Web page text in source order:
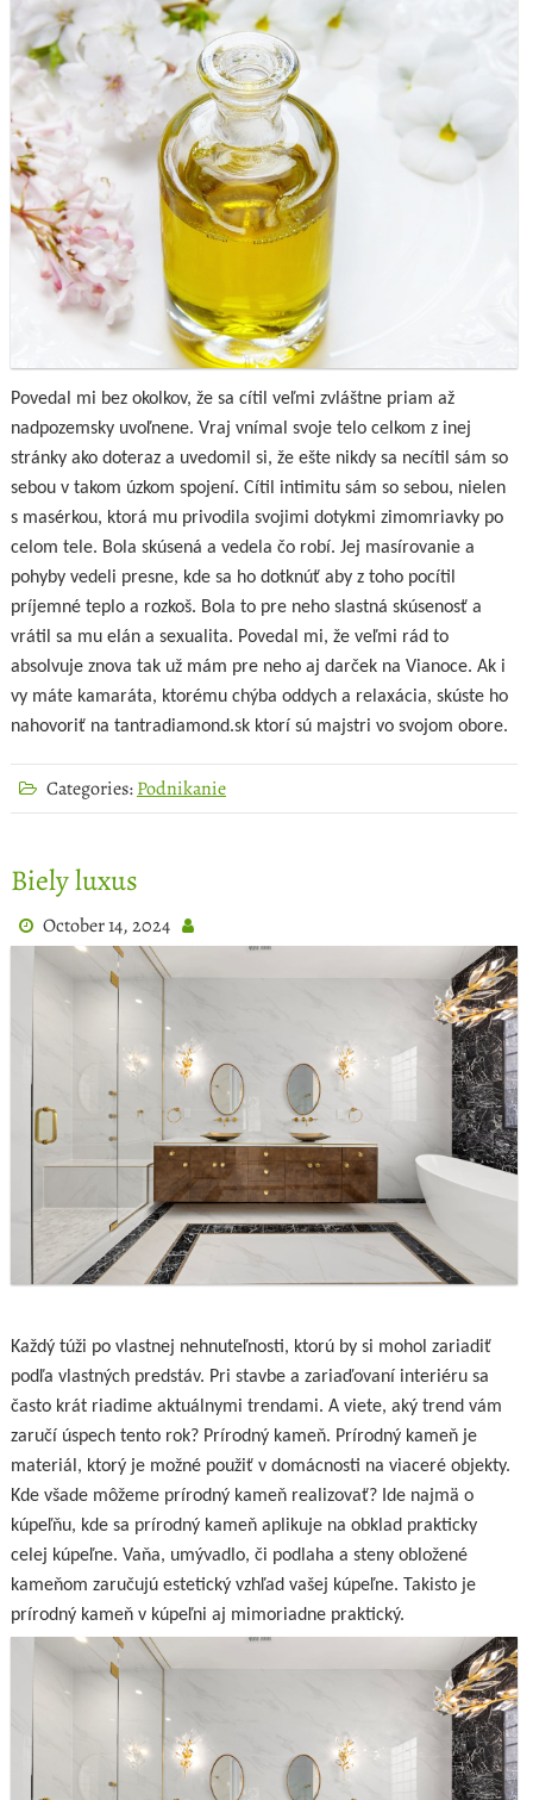
Povedal mi bez okolkov, že sa cítil veľmi zvláštne priam až
nadpozemsky uvoľnene. Vraj vnímal svoje telo celkom z inej
stránky ako doteraz a uvedomil si, že ešte nikdy sa necítil sám so
sebou v takom úzkom spojení. Cítil intimitu sám so sebou, nielen
s masérkou, ktorá mu privodila svojimi dotykmi zimomriavky po
celom tele. Bola skúsená a vedela čo robí. Jej masírovanie a
pohyby vedeli presne, kde sa ho dotknúť aby z toho pocítil
príjemné teplo a rozkoš. Bola to pre neho slastná skúsenosť a
vrátil sa mu elán a sexualita. Povedal mi, že veľmi rád to
absolvuje znova tak už mám pre neho aj darček na Vianoce. Ak i
vy máte kamaráta, ktorému chýba oddych a relaxácia, skúste ho
nahovoriť na tantradiamond.skktorí sú majstri vo svojom obore.
Categories:Podnikanie
Biely luxus
October 14, 2024
Každý túži po vlastnej nehnuteľnosti, ktorú by si mohol zariadiť
podľa vlastných predstáv. Pri stavbe a zariaďovaní interiéru sa
často krát riadime aktuálnymi trendami. A viete, aký trend vám
zaručí úspech tento rok? Prírodný kameň. Prírodný kameň je
materiál, ktorý je možné použiť v domácnosti na viaceré objekty.
Kde všade môžeme prírodný kameň realizovať? Ide najmä o
kúpeľňu, kde sa prírodný kameň aplikuje na obklad prakticky
celej kúpeľne. Vaňa, umývadlo, či podlaha a steny obložené
kameňom zaručujú estetický vzhľad vašej kúpeľne. Takisto je
prírodný kameň v kúpeľni aj mimoriadne praktický.